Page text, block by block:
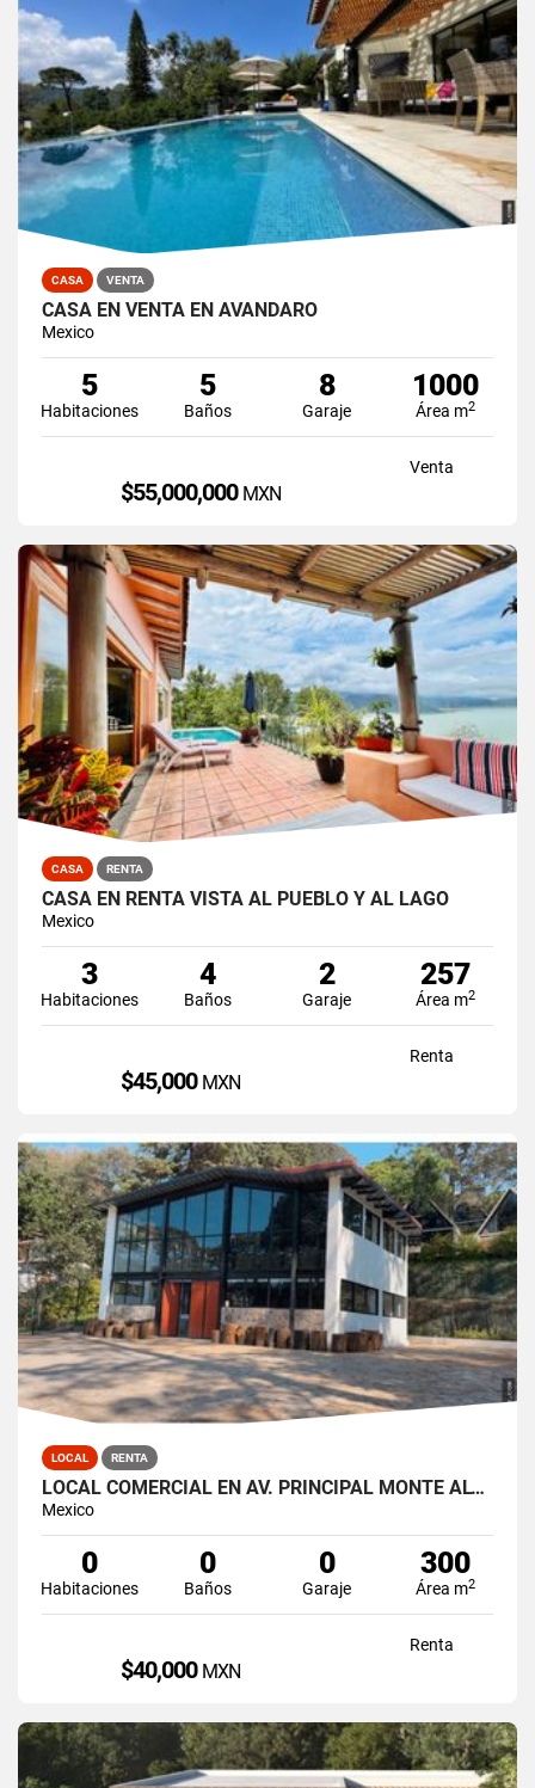
CASA VENTA
CASA EN VENTA EN AVANDARO
Mexico
5
Habitaciones
5
Baños
8
Garaje
1000
Área m2
Venta
$55,000,000 MXN
CASA RENTA
CASA EN RENTA VISTA AL PUEBLO Y AL LAGO
Mexico
3
Habitaciones
4
Baños
2
Garaje
257
Área m2
Renta
$45,000 MXN
LOCAL RENTA
LOCAL COMERCIAL EN AV. PRINCIPAL MONTE ALTO
Mexico
0
Habitaciones
0
Baños
0
Garaje
300
Área m2
Renta
$40,000 MXN